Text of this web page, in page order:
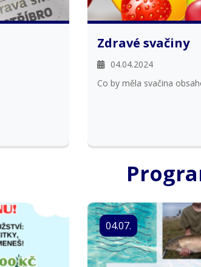
Zdravé svačiny
04.04.2024
Co by měla svačina
04.07.